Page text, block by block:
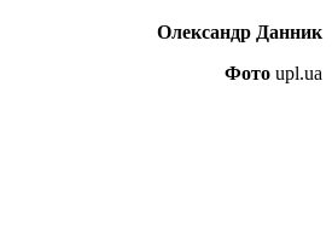
Олександр Данник
Фото upl.ua